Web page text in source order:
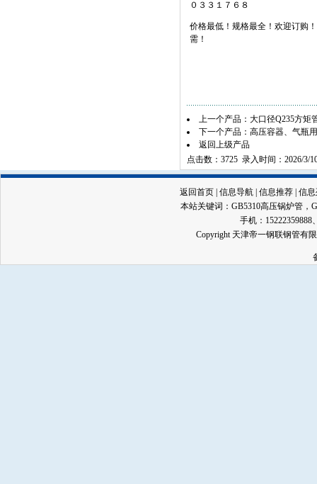
０３３１７６８
价格最低！规格最全！欢迎订购
需！
上一个产品： 大口径Q235方矩
下一个产品： 高压容器、气瓶
返回上级产品
点击数：3725 录入时间：2026/3/
返回首页 信息导航 信息推荐 信
本站关键词： GB5310高压锅炉管，
手机：15222359888
Copyright 天津帝一钢联钢管有